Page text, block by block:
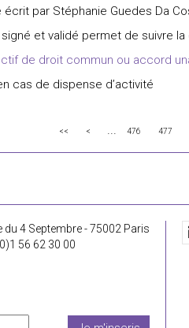
écrit par Stéphanie Guedes Da
et validé permet de suivre la
de droit commun ou accord
cas de dispense d’activité
<< < ... 476 477
du 4 Septembre - 75002 Paris
56 62 30 00